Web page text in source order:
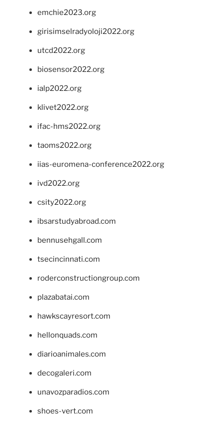
emchie2023.org
girisimselradyoloji2022.org
utcd2022.org
biosensor2022.org
ialp2022.org
klivet2022.org
ifac-hms2022.org
taoms2022.org
iias-euromena-conference2022.org
ivd2022.org
csity2022.org
ibsarstudyabroad.com
bennusehgall.com
tsecincinnati.com
roderconstructiongroup.com
plazabatai.com
hawkscayresort.com
hellonquads.com
diarioanimales.com
decogaleri.com
unavozparadios.com
shoes-vert.com